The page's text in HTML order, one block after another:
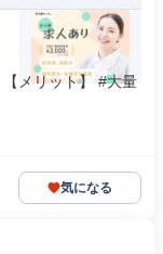
メリット】 #大量
気になる